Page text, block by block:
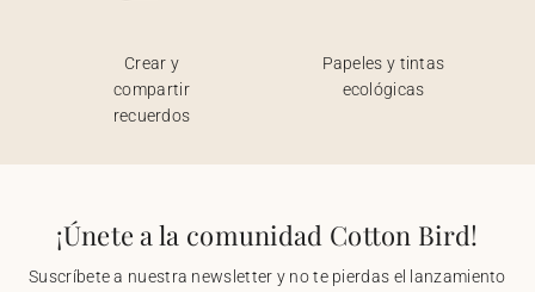
Crear y
compartir
recuerdos
Papeles y tintas
ecológicas
¡Únete a la comunidad Cotton Bird!
Suscríbete a nuestra newsletter y no te pierdas el lanzamiento